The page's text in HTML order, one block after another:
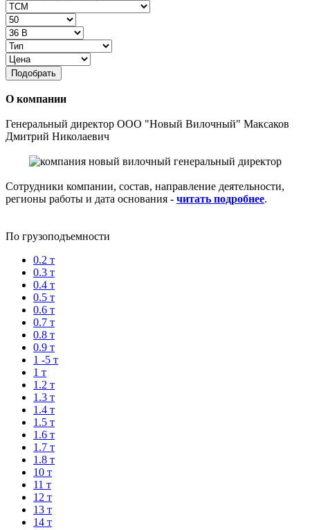
Подобрать
О компании
Генеральный директор ООО "Новый Вилочный" Максаков
Дмитрий Николаевич
Сотрудники компании, состав, направление деятельности,
регионы работы и дата основания - читать подробнее.
По грузоподъемности
0.2 т
0.3 т
0.4 т
0.5 т
0.6 т
0.7 т
0.8 т
0.9 т
1 -5 т
1 т
1.2 т
1.3 т
1.4 т
1.5 т
1.6 т
1.7 т
1.8 т
10 т
11 т
12 т
13 т
14 т